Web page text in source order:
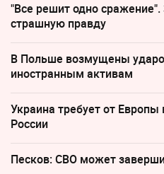
"Все решит одно
страшную правду
В Польше возмущены
иностранным активам
Украина требует от Европы
России
Песков: СВО может